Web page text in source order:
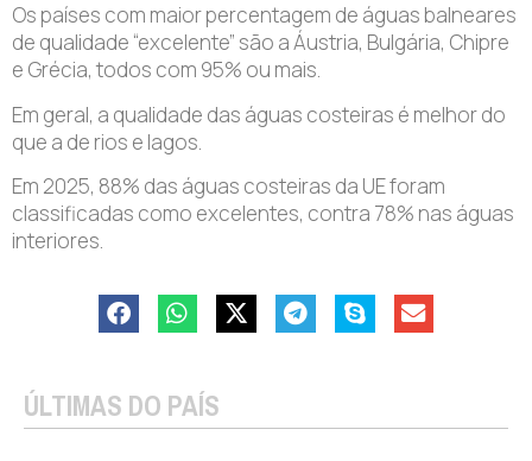
Os países com maior percentagem de águas balneares
de qualidade “excelente” são a Áustria, Bulgária, Chipre
e Grécia, todos com 95% ou mais.
Em geral, a qualidade das águas costeiras é melhor do
que a de rios e lagos.
Em 2025, 88% das águas costeiras da UE foram
classificadas como excelentes, contra 78% nas águas
interiores.
ÚLTIMAS DO PAÍS